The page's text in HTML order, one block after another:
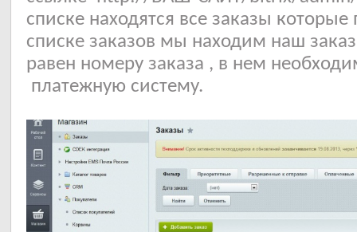
списке находятся все заказы которые
списке заказов мы находим наш
равен номеру заказа , в нем
платежную систему.